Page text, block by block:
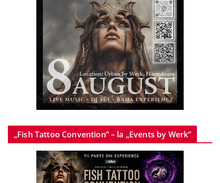
„Fish Tattoo Convention” – la „Events by Werk”